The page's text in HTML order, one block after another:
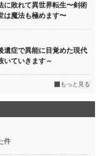
に敗れて異世界転生〜剣術
は魔法も極めます〜
遺症で異能に目覚めた現代
いていきます～
もっと見る
件